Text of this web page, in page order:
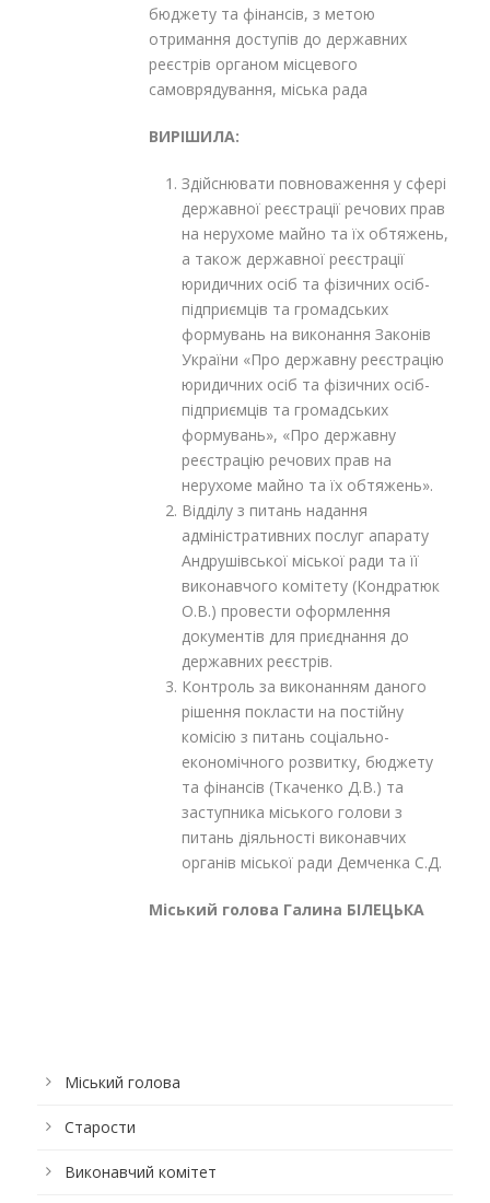
бюджету та фінансів, з метою
отримання доступів до державних
реєстрів органом місцевого
самоврядування, міська рада
ВИРІШИЛА:
Здійснювати повноваження у сфері
державної реєстрації речових прав
на нерухоме майно та їх обтяжень,
а також державної реєстрації
юридичних осіб та фізичних осіб-
підприємців та громадських
формувань на виконання Законів
України «Про державну реєстрацію
юридичних осіб та фізичних осіб-
підприємців та громадських
формувань», «Про державну
реєстрацію речових прав на
нерухоме майно та їх обтяжень».
Відділу з питань надання
адміністративних послуг апарату
Андрушівської міської ради та її
виконавчого комітету (Кондратюк
О.В.) провести оформлення
документів для приєднання до
державних реєстрів.
Контроль за виконанням даного
рішення покласти на постійну
комісію з питань соціально-
економічного розвитку, бюджету
та фінансів (Ткаченко Д.В.) та
заступника міського голови з
питань діяльності виконавчих
органів міської ради Демченка С.Д.
Міський голова Галина БІЛЕЦЬКА
Міський голова
Старости
Виконавчий комітет